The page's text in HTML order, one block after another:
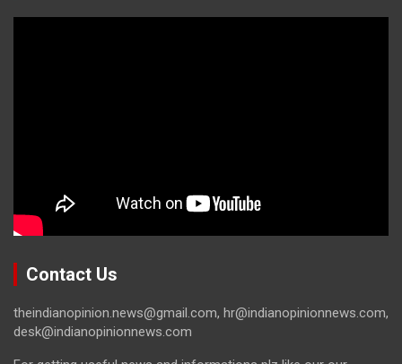
Contact Us
theindianopinion.news@gmail.com, hr@indianopinionnews.com,
desk@indianopinionnews.com